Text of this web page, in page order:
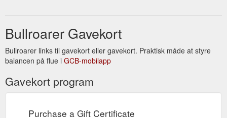
Bullroarer Gavekort
Bullroarer links til gavekort eller gavekort. Praktisk måde at styre
balancen på flue i GCB-mobilapp
Gavekort program
Purchase a Gift Certificate